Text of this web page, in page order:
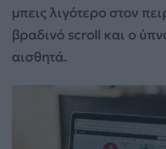
μπεις λιγότερο στον
βραδινό scroll και ο
αισθητά.